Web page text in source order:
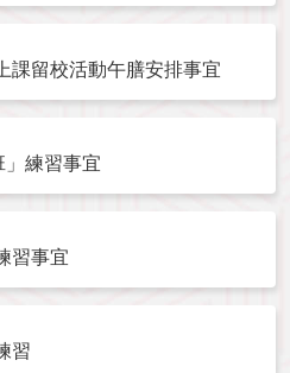
課留校活動午膳安排事宜
」練習事宜
習事宜
習